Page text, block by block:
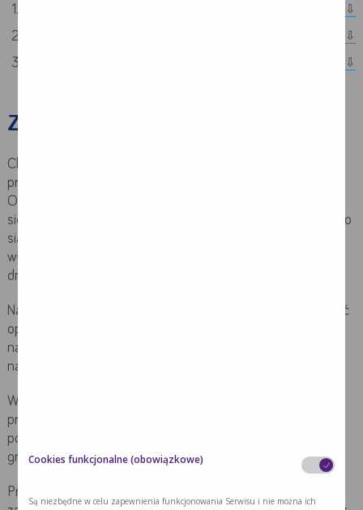
Zalecenia po zabiegu chirurgicznym
Chcąc umożliwić jak najszybsze odzyskanie sprawności
przez chorego zaleca się wczesną rehabilitację ruchową.
Odbywa się ona pod opieką fizjoterapeuty i często zaczyna
się nawet w kilka godzin po operacji – np. od samodzielnego
siadania chorego. Następnymi etapami jest wstawanie o
własnych siłach oraz spacery wokół łóżkach. W kolejnych
dniach zakres ruchów jest stopniowo zwiększany.
Należy odpowiednio pielęgnować ranę po zabiegu: zmieniać
opatrunki zgodnie z zaleceniami lekarza i pielęgniarki. Ma to
na celu zapobieganie zakażeniom, które mogłyby wpłynąć
na proces gojenia rany.
W okresie gojenia ran pooperacyjnych należy nosić lekkie,
przewiewne ubrania z naturalnych tkanin, aby uniknąć
podrażnienia rany oraz zapobiec zakażeniom bateryjnym i
grzybiczym.
Przez pierwsze 2 miesiące po przebytym zabiegu należy
Cookies funkcjonalne (obowiązkowe)
Są niezbędne w celu zapewnienia funkcjonowania Serwisu i nie można ich